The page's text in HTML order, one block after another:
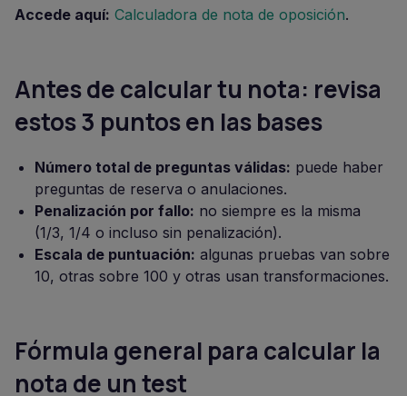
Accede aquí: Calculadora de nota de oposición.
Antes de calcular tu nota: revisa
estos 3 puntos en las bases
Número total de preguntas válidas: puede haber
preguntas de reserva o anulaciones.
Penalización por fallo: no siempre es la misma
(1/3, 1/4 o incluso sin penalización).
Escala de puntuación: algunas pruebas van sobre
10, otras sobre 100 y otras usan transformaciones.
Fórmula general para calcular la
nota de un test